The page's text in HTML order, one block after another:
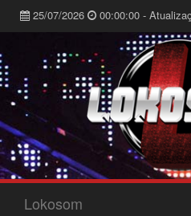
25/07/2026 00:00:00 -
Lokosom